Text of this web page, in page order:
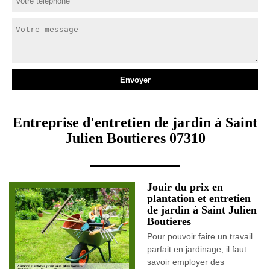
Entreprise d'entretien de jardin à Saint
Julien Boutieres 07310
Jouir du prix en
plantation et entretien
de jardin à Saint Julien
Boutieres
Pour pouvoir faire un travail
parfait en jardinage, il faut
savoir employer des